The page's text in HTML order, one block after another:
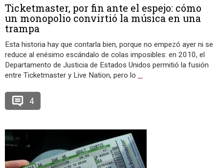
Ticketmaster, por fin ante el espejo: cómo
un monopolio convirtió la música en una
trampa
Esta historia hay que contarla bien, porque no empezó ayer ni se
reduce al enésimo escándalo de colas imposibles: en 2010, el
Departamento de Justicia de Estados Unidos permitió la fusión
entre Ticketmaster y Live Nation, pero lo …
4